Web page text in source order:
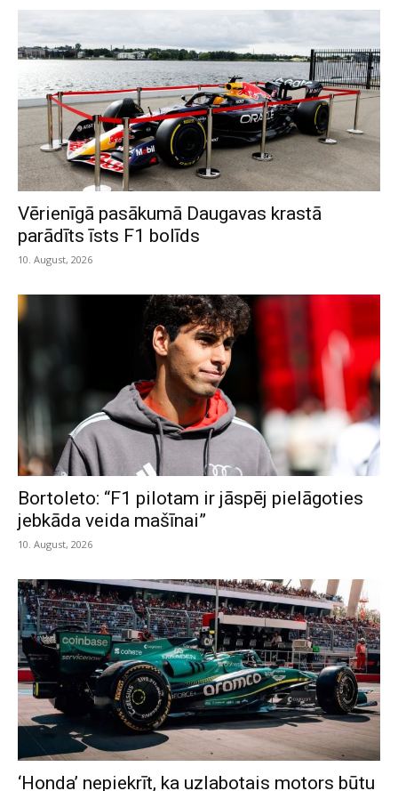
Vērienīgā pasākumā Daugavas krastā
parādīts īsts F1 bolīds
10. August, 2026
Bortoleto: “F1 pilotam ir jāspēj pielāgoties
jebkāda veida mašīnai”
10. August, 2026
‘Honda’ nepiekrīt, ka uzlabotais motors būtu